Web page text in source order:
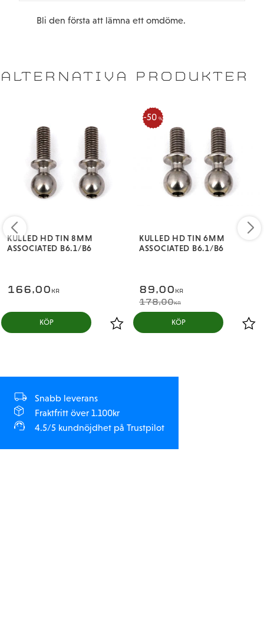
Bli den första att lämna ett omdöme.
ALTERNATIVA PRODUKTER
KULLED HD TIN 8MM
ASSOCIATED B6.1/B6
166,00 KR
KÖP
KULLED HD TIN 6MM
ASSOCIATED B6.1/B6
89,00 KR
178,00KR
50 %
KÖP
Snabb leverans
Fraktfritt över 1.100kr
4.5/5 kundnöjdhet på Trustpilot